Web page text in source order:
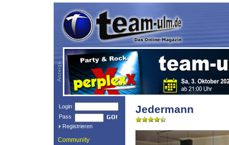
Login
Pass
Registrieren
Community
Jedermann